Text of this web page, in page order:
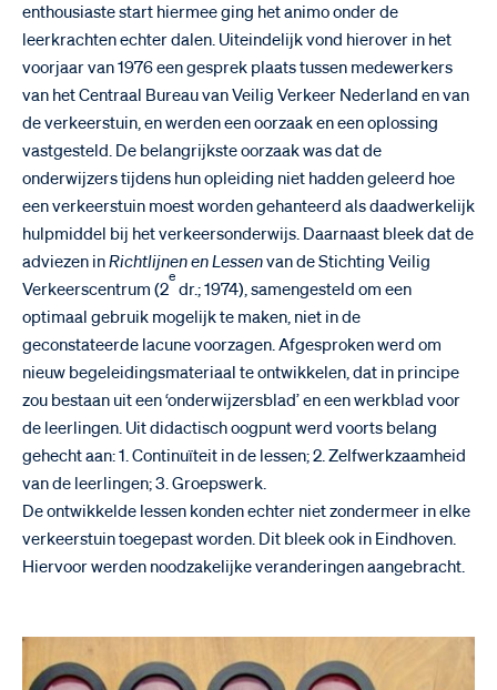
enthousiaste start hiermee ging het animo onder de
leerkrachten echter dalen. Uiteindelijk vond hierover in het
voorjaar van 1976 een gesprek plaats tussen medewerkers
van het Centraal Bureau van Veilig Verkeer Nederland en van
de verkeerstuin, en werden een oorzaak en een oplossing
vastgesteld. De belangrijkste oorzaak was dat de
onderwijzers tijdens hun opleiding niet hadden geleerd hoe
een verkeerstuin moest worden gehanteerd als daadwerkelijk
hulpmiddel bij het verkeersonderwijs. Daarnaast bleek dat de
adviezen in Richtlijnen en Lessen van de Stichting Veilig
Verkeerscentrum (2
e
dr.; 1974), samengesteld om een
optimaal gebruik mogelijk te maken, niet in de
geconstateerde lacune voorzagen. Afgesproken werd om
nieuw begeleidingsmateriaal te ontwikkelen, dat in principe
zou bestaan uit een ‘onderwijzersblad’ en een werkblad voor
de leerlingen. Uit didactisch oogpunt werd voorts belang
gehecht aan: 1. Continuïteit in de lessen; 2. Zelfwerkzaamheid
van de leerlingen; 3. Groepswerk.
De ontwikkelde lessen konden echter niet zondermeer in elke
verkeerstuin toegepast worden. Dit bleek ook in Eindhoven.
Hiervoor werden noodzakelijke veranderingen aangebracht.